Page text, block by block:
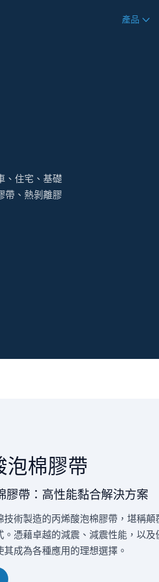
產品
、住宅、基礎
帶、熱剝離膠
泡棉膠帶
膠帶：高性能黏合解決方案
技術製造的丙烯酸泡棉膠帶，堪稱
。憑藉卓越的減震、減震性能，以
其成為各種應用的理想選擇。